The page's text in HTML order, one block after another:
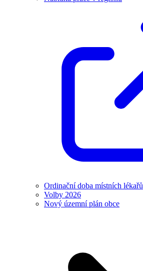
Ordinační doba místních lékařů
Volby 2026
Nový územní plán obce